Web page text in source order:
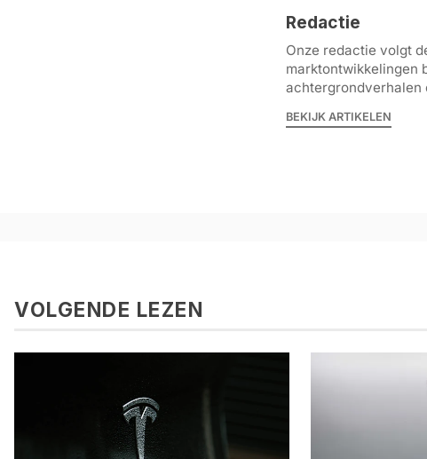
Redactie
Onze redactie volgt
marktontwikkelingen
achtergrondverhalen
BEKIJK ARTIKELEN
VOLGENDE LEZEN